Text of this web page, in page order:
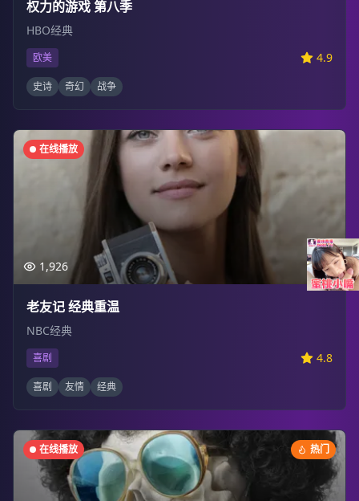
权力的游戏 第八季
HBO经典
欧美 4.9
史诗 奇幻 战争
在线播放
1,926
老友记 经典重温
NBC经典
喜剧 4.8
喜剧 友情 经典
在线播放 热门